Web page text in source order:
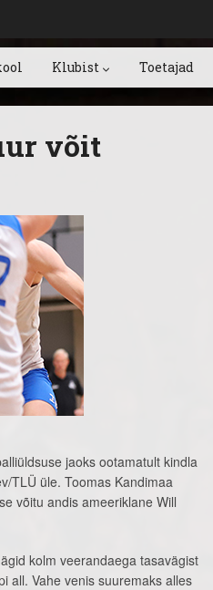
Klubist Toetajad
võit
jaoks ootamatult kindla
TLÜ üle. Toomas Kandimaa
võitu andis ameeriklane Will
kolm veerandaega tasavägist
all. Vahe venis suuremaks alles